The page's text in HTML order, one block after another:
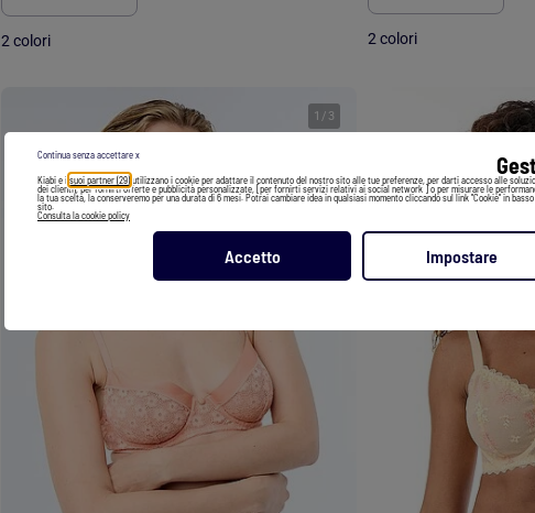
Kiabi e i suoi partner (29) utilizzano i cookie per adattare il contenuto del nostro sito alle tue preferenze, per darti accesso alle
dei clienti), per fornirti offerte e pubblicità personalizzate, [per fornirti servizi relativi ai social network ] o per misurare le
la tua scelta, la conserveremo per una durata di 6 mesi. Potrai cambiare idea in qualsiasi momento cliccando sul link "Cookie" in
sito.
Consulta la cookie policy
Accetto Impostare
Continua senza accettare x
2 colori 2 colori
1 / 3